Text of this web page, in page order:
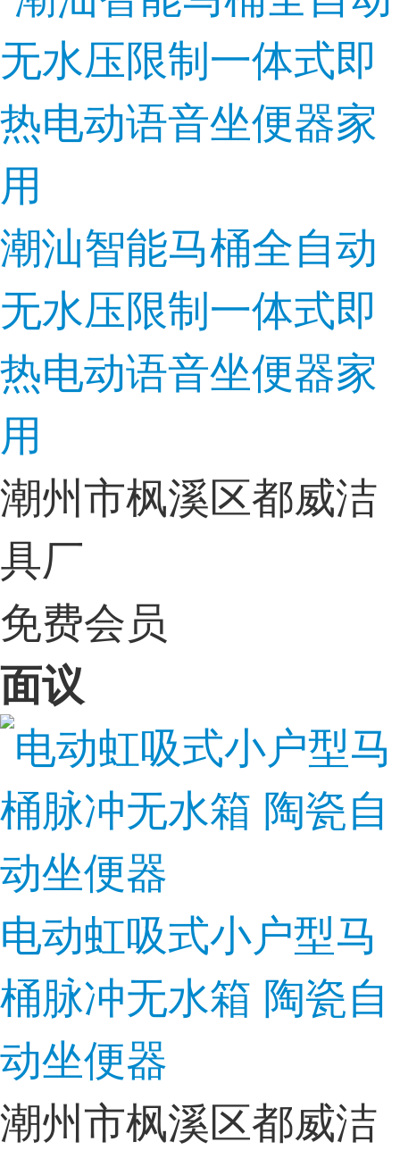
潮汕智能马桶全自动
无水压限制一体式即
热电动语音坐便器家
用
潮州市枫溪区都威洁
具厂
免费会员
面议
电动虹吸式小户型马
桶脉冲无水箱 陶瓷自
动坐便器
潮州市枫溪区都威洁